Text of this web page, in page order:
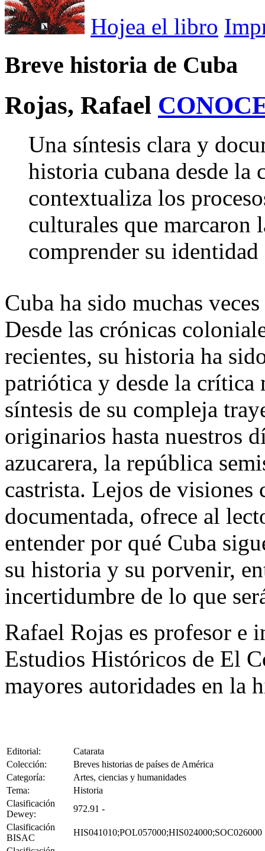
Hojea el libro
Breve historia de Cuba
Rojas, Rafael
Una síntesis clara y
historia cubana desde la
contextualiza los
culturales que marcaron
comprender su
Cuba ha sido muchas
Desde las crónicas
recientes, su historia ha
patriótica y desde la crítica
síntesis de su compleja
originarios hasta nuestros
azucarera, la república
castrista. Lejos de visiones
documentada, ofrece al
entender por qué Cuba
su historia y su porvenir,
incertidumbre de lo que
Rafael Rojas es profesor e
Estudios Históricos de El
mayores autoridades en la
Editorial:
Catarata
Colección:
Breves historias de países de América
Categoría:
Artes, ciencias y humanidades
Tema:
Historia
Clasificación
Dewey:
972.91 -
Clasificación
BISAC
HIS041010;POL057000;HIS024000;SOC026000